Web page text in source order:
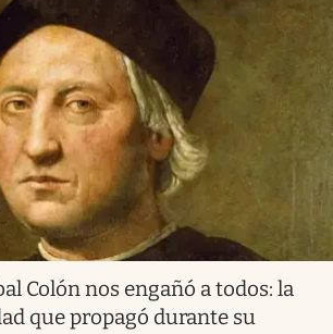
Colón nos engañó a todos: la
que propagó durante su